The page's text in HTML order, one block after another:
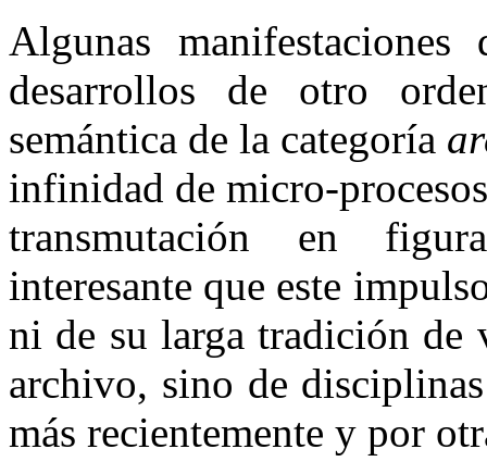
Algunas
desarrollos de otro
semántica de la categoría
infinidad de micro-
transmutación en
interesante que este
ni de su larga tradición de
archivo, sino de
más recientemente y por